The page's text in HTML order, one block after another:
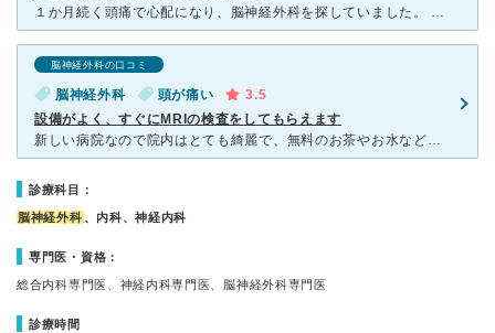
１か月続く頭痛で心配になり、脳神経外科を探していました。 大きい病院だとCTやMRIの検査の予約で２，３週間後になるので 初診時にMRIの検査を受けられました。 先生は物腰が柔らかくとても親切丁
脳神経外科の口コミ
脳神経外科 頭が痛い
3.5
設備がよく、すぐにMRIの検査をしてもらえます
新しい病院なので院内はとても綺麗で、無料のお茶やお水などもおいてあります。常にテレビがついていますが、脳神経外科のためか待合室の照明は少し暗めかもしれません。小学生の息子の頻繁な頭痛が心配になり相談に
診療科目：
脳神経外科 、内科、神経内科
専門医・資格：
総合内科専門医、神経内科専門医、脳神経外科専門医
診療時間